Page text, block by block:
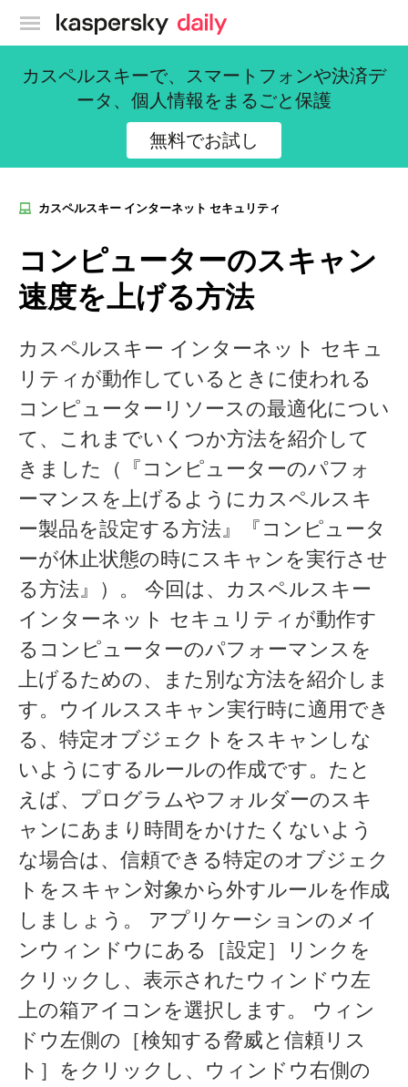
カスペルスキー公式ブログ
カスペルスキーで、スマートフォンや決済デ
ータ、個人情報をまるごと保護
無料でお試し
カスペルスキー インターネット セキュリティ
コンピューターのスキャン
速度を上げる方法
カスペルスキー インターネット セキュ
リティが動作しているときに使われる
コンピューターリソースの最適化につい
て、これまでいくつか方法を紹介して
きました（『コンピューターのパフォ
ーマンスを上げるようにカスペルスキ
ー製品を設定する方法』『コンピュータ
ーが休止状態の時にスキャンを実行させ
る方法』）。 今回は、カスペルスキー
インターネット セキュリティが動作す
るコンピューターのパフォーマンスを
上げるための、また別な方法を紹介しま
す。ウイルススキャン実行時に適用でき
る、特定オブジェクトをスキャンしな
いようにするルールの作成です。たと
えば、プログラムやフォルダーのスキ
ャンにあまり時間をかけたくないよう
な場合は、信頼できる特定のオブジェク
トをスキャン対象から外すルールを作成
しましょう。 アプリケーションのメイ
ンウィンドウにある［設定］リンクを
クリックし、表示されたウィンドウ左
上の箱アイコンを選択します。 ウィン
ドウ左側の［検知する脅威と信頼リス
ト］をクリックし、ウィンドウ右側の